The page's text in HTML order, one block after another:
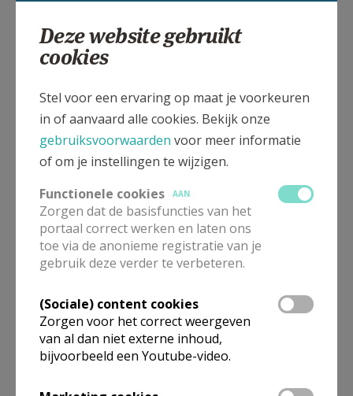
Seks, de onderschatte motor achter de
ontkerkelijking
Rust op zondag
Deze website gebruikt
cookies
Stel voor een ervaring op maat je voorkeuren
in of aanvaard alle cookies. Bekijk onze
gebruiksvoorwaarden voor meer informatie
of om je instellingen te wijzigen.
Functionele cookies
AAN
Zorgen dat de basisfuncties van het
portaal correct werken en laten ons
toe via de anonieme registratie van je
gebruik deze verder te verbeteren.
(Sociale) content cookies
Zorgen voor het correct weergeven
van al dan niet externe inhoud,
bijvoorbeeld een Youtube-video.